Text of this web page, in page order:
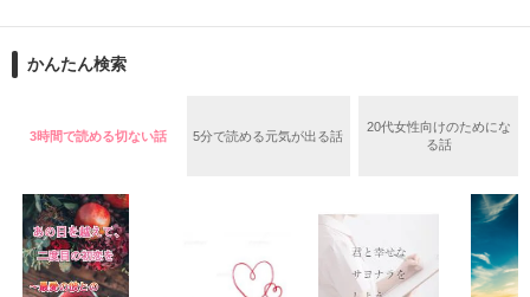
2026.6.5～2026.7.25
ションの企画戦略室で働いている。
めた、同期で恋人の石垣守（26）がいるのだが、後輩の姫原由
守と由羅から『便利屋雛子』と馬鹿にされ、一人こっそり泣い
た上、同居まで提案してきて──？
鷹哉『宜しくな、俺の雛子』🦅
雛子『俺の……ひぃ、雛子？！！！』🐥
かんたん検索
3時間で読める切ない話 5分で読める元気が出る話
20代女性向けのためにな
る話